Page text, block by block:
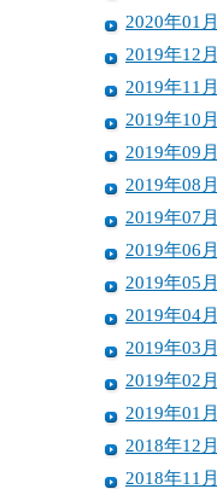
2020年01月
2019年12月
2019年11月
2019年10月
2019年09月
2019年08月
2019年07月
2019年06月
2019年05月
2019年04月
2019年03月
2019年02月
2019年01月
2018年12月
2018年11月